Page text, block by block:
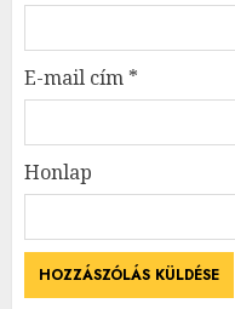
E-mail cím *
Honlap